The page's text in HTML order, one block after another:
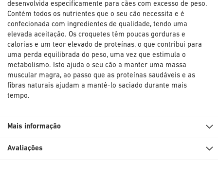
desenvolvida especificamente para cães com excesso de peso.
Contém todos os nutrientes que o seu cão necessita e é
confecionada com ingredientes de qualidade, tendo uma
elevada aceitação. Os croquetes têm poucas gorduras e
calorias e um teor elevado de proteínas, o que contribui para
uma perda equilibrada do peso, uma vez que estimula o
metabolismo. Isto ajuda o seu cão a manter uma massa
muscular magra, ao passo que as proteínas saudáveis e as
fibras naturais ajudam a mantê-lo saciado durante mais
tempo.
Mais informação
Avaliações